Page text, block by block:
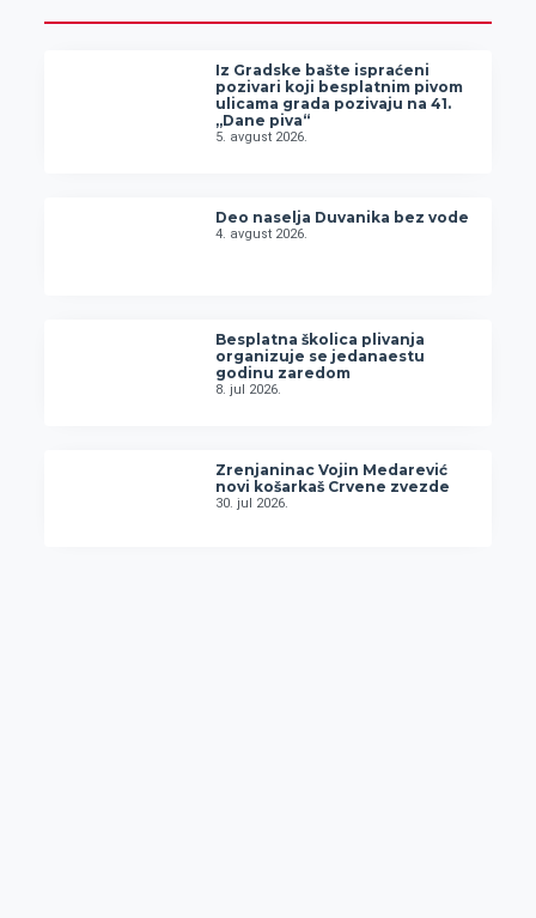
Iz Gradske bašte ispraćeni
pozivari koji besplatnim pivom
ulicama grada pozivaju na 41.
„Dane piva“
5. avgust 2026.
Deo naselja Duvanika bez vode
4. avgust 2026.
Besplatna školica plivanja
organizuje se jedanaestu
godinu zaredom
8. jul 2026.
Zrenjaninac Vojin Medarević
novi košarkaš Crvene zvezde
30. jul 2026.